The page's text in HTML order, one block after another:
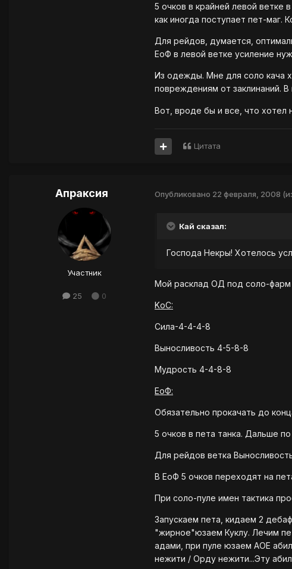
5 очков в крайней левой
как иногда поступает пет-маг.
Для рейдов, думается,
ЕоФ в левой ветке усиление
Из одежды. Мне для соло кача
повреждениям от заклинаний.
Вот, вроде бы и все, что хотел
Цитата
Апраксия
Участник
25 0
Опубликовано 22 февраля, 2008
Кай сказал:
Господа Некры! Хотелось
Мой расклад ОД под соло-фарм
KоC:
Сила-4-4-4-8
Выносливость 4-5-8-8
Мудрость 4-4-8-8
ЕоФ:
Обязательно прокачать до
5 очков в пета танка. Дальше
Для рейдов ветка
В ЕоФ 5 очков переходят на
При соло-пуле имен тактика
Запускаем пета, кидаем 2
"жирное"юзаем Куклу. Лечим
адами, при пуле юзаем АОЕ
нежити / Орду нежити...Эту